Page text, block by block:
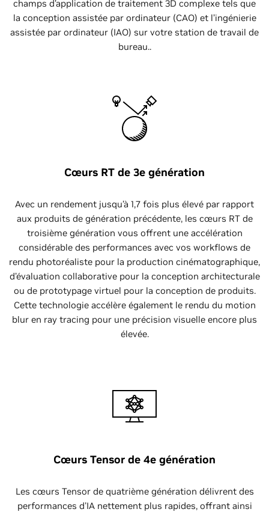
champs d’application de traitement 3D complexe tels que
la conception assistée par ordinateur (CAO) et l’ingénierie
assistée par ordinateur (IAO) sur votre station de travail de
bureau..
Cœurs RT de 3e génération
Avec un rendement jusqu’à 1,7 fois plus élevé par rapport
aux produits de génération précédente, les cœurs RT de
troisième génération vous offrent une accélération
considérable des performances avec vos workflows de
rendu photoréaliste pour la production cinématographique,
d’évaluation collaborative pour la conception architecturale
ou de prototypage virtuel pour la conception de produits.
Cette technologie accélère également le rendu du motion
blur en ray tracing pour une précision visuelle encore plus
élevée.
Cœurs Tensor de 4e génération
Les cœurs Tensor de quatrième génération délivrent des
performances d'IA nettement plus rapides, offrant ainsi